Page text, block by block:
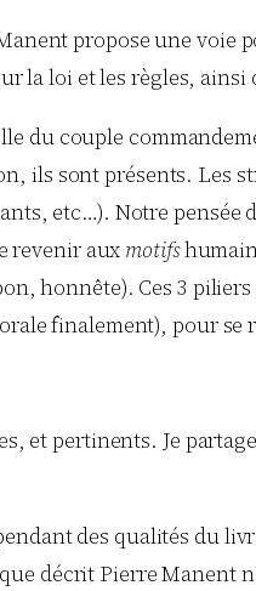
propose une voie
loi et les règles, ainsi
du couple
ils sont présents. Les
etc…). Notre pensée
revenir aux motifs
honnête). Ces 3
finalement), pour
et pertinents. Je
des qualités du
décrit Pierre Manent